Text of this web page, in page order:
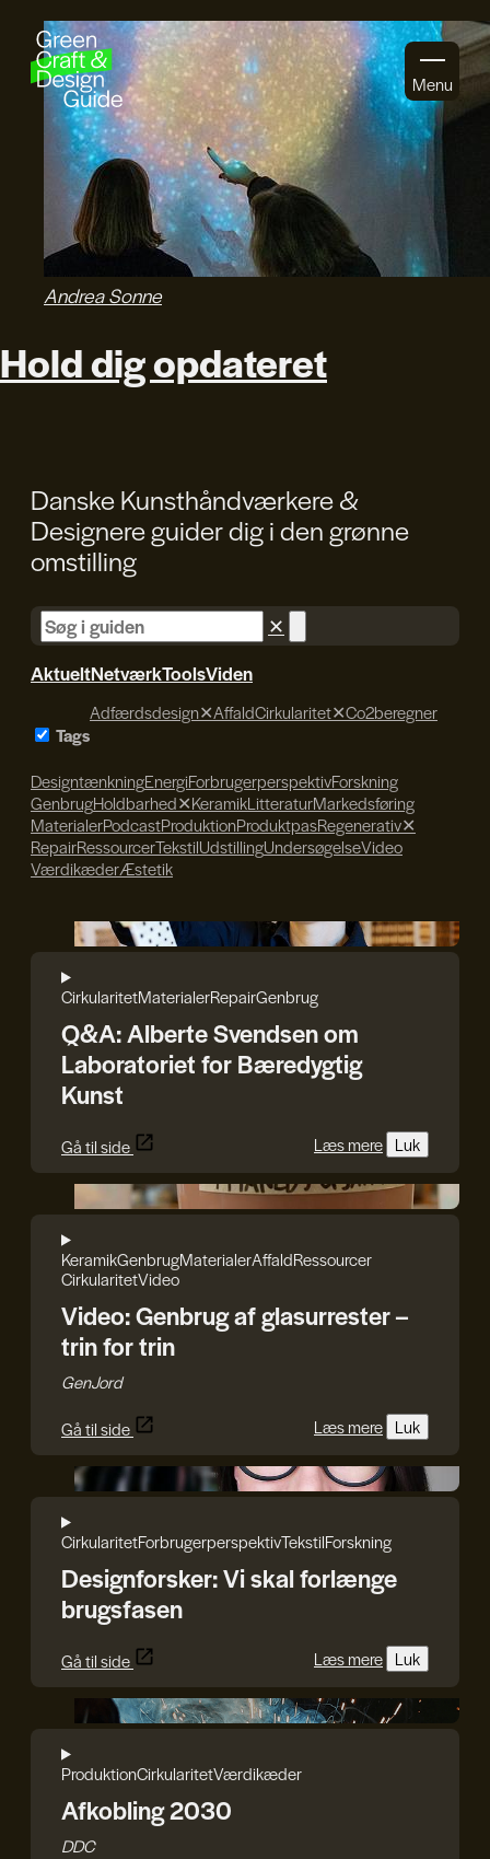
Gå til indhold
Menu
Andrea Sonne
Hold dig opdateret
Danske Kunsthåndværkere &
Designere guider dig i dengrønne
omstilling
✕
AktueltNetværkToolsViden
Tags
Adfærdsdesign✕AffaldCirkularitet✕Co2beregner
DesigntænkningEnergiForbrugerperspektivForskning
GenbrugHoldbarhed✕KeramikLitteraturMarkedsføring
MaterialerPodcastProduktionProduktpasRegenerativ✕
RepairRessourcerTekstilUdstillingUndersøgelseVideo
VærdikæderÆstetik
Søren Svendsen
CirkularitetMaterialerRepairGenbrug
Q&A: Alberte Svendsen om
Laboratoriet for Bæredygtig
Kunst
Gå til side Læs mere Luk
KeramikGenbrugMaterialerAffaldRessourcer
CirkularitetVideo
Video: Genbrug af glasurrester –
trin for trin
GenJord
Gå til side
Læs mere Luk
Iryna Kucher
CirkularitetForbrugerperspektivTekstilForskning
Designforsker: Vi skal forlænge
brugsfasen
Gå til side Læs mere Luk
ProduktionCirkularitetVærdikæder
Afkobling 2030
DDC